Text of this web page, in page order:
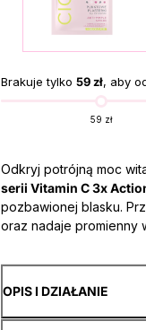
Brakuje tylko 59 zł, aby
59 zł
Odkryj potrójną moc
serii Vitamin C 3x
pozbawionej blasku.
oraz nadaje promienny
OPIS I DZIAŁANIE